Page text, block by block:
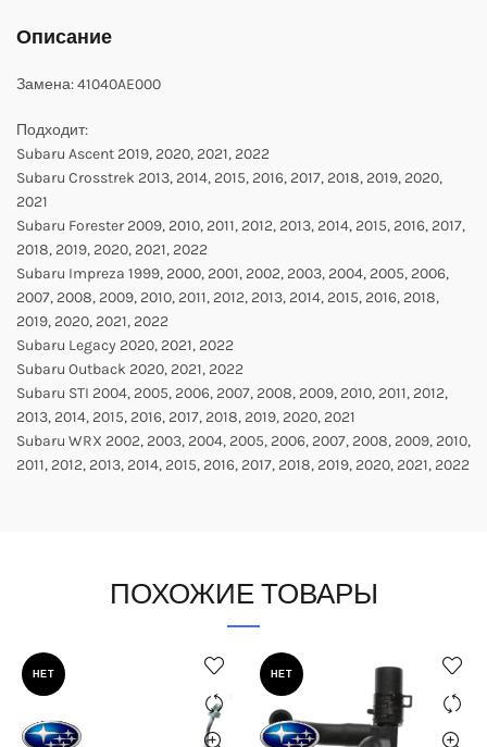
Описание
Замена: 41040AE000
Подходит:
Subaru Ascent 2019, 2020, 2021, 2022
Subaru Crosstrek 2013, 2014, 2015, 2016, 2017, 2018, 2019, 2020,
2021
Subaru Forester 2009, 2010, 2011, 2012, 2013, 2014, 2015, 2016, 2017,
2018, 2019, 2020, 2021, 2022
Subaru Impreza 1999, 2000, 2001, 2002, 2003, 2004, 2005, 2006,
2007, 2008, 2009, 2010, 2011, 2012, 2013, 2014, 2015, 2016, 2018,
2019, 2020, 2021, 2022
Subaru Legacy 2020, 2021, 2022
Subaru Outback 2020, 2021, 2022
Subaru STI 2004, 2005, 2006, 2007, 2008, 2009, 2010, 2011, 2012,
2013, 2014, 2015, 2016, 2017, 2018, 2019, 2020, 2021
Subaru WRX 2002, 2003, 2004, 2005, 2006, 2007, 2008, 2009, 2010,
2011, 2012, 2013, 2014, 2015, 2016, 2017, 2018, 2019, 2020, 2021, 2022
ПОХОЖИЕ ТОВАРЫ
НЕТ НЕТ